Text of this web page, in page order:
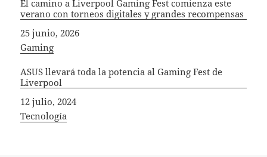
El camino a Liverpool Gaming Fest comienza este
verano con torneos digitales y grandes recompensas
Fecha
25 junio, 2026
In relation to
Gaming
ASUS llevará toda la potencia al Gaming Fest de
Liverpool
Fecha
12 julio, 2024
In relation to
Tecnología